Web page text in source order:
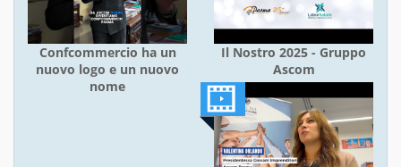
Confcommercio ha un
nuovo logo e un nuovo
nome
Il Nostro 2025 - Gruppo
Ascom